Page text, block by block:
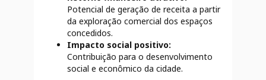
Potencial de geração de receita a partir
da exploração comercial dos espaços
concedidos.
Impacto social positivo:
Contribuição para o desenvolvimento
social e econômico da cidade.